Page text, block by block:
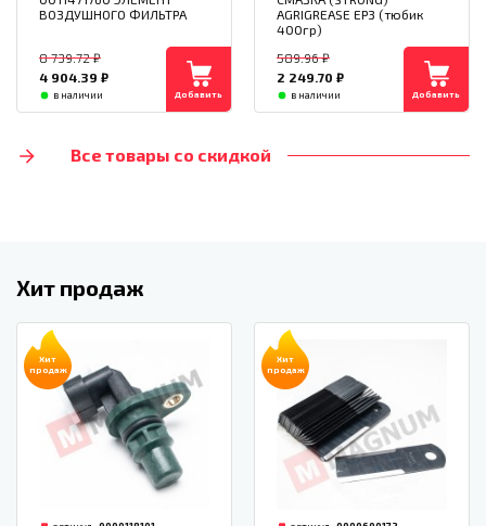
ВОЗДУШНОГО ФИЛЬТРА
8 739.72 ₽
4 904.39 ₽
в наличии Добавить
AGRIGREASE EP3 (тюбик
400гр)
589.96 ₽
2 249.70 ₽
в наличии Добавить
Все товары со скидкой
Хит продаж
Хит
продаж
Хит
продаж